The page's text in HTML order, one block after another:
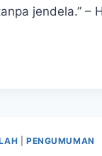
jendela.” –
PENGUMUMAN